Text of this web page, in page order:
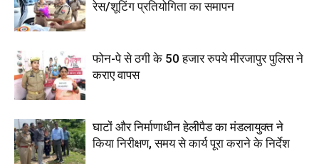
रेस/शूटिंग प्रतियोगिता का समापन
फोन-पे से ठगी के 50 हजार रुपये मीरजापुर पुलिस ने
कराए वापस
घाटों और निर्माणाधीन हेलीपैड का मंडलायुक्त ने
किया निरीक्षण, समय से कार्य पूरा कराने के निर्देश